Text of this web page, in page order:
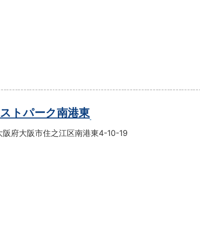
ストパーク南港東
阪府大阪市住之江区南港東4-10-19